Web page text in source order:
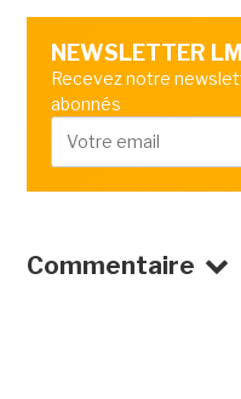
NEWSLETTER LMI
Recevez notre
abonnés
Commentaire